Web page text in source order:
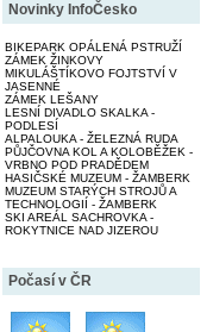
Novinky InfoČesko
BIKEPARK OPÁLENÁ PSTRUŽÍ
ZÁMEK ŽINKOVY
MIKULÁŠTÍKOVO FOJTSTVÍ V
JASENNÉ
ZÁMEK LEŠANY
LESNÍ DIVADLO SKALKA -
PODLESÍ
ALPALOUKA - ŽELEZNÁ RUDA
PŮJČOVNA KOL A KOLOBĚŽEK -
VRBNO POD PRADĚDEM
HASIČSKÉ MUZEUM - ŽAMBERK
MUZEUM STARÝCH STROJŮ A
TECHNOLOGIÍ - ŽAMBERK
SKI AREÁL SACHROVKA -
ROKYTNICE NAD JIZEROU
Počasí v ČR